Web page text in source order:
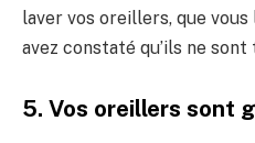
laver vos oreillers, que vous
avez constaté qu’ils ne
5. Vos oreillers sont